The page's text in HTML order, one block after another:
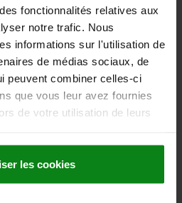
fonctionnalités relatives aux
notre trafic. Nous
informations sur l'utilisation de
de médias sociaux, de
peuvent combiner celles-ci
que vous leur avez fournies
de votre utilisation de leurs
les cookies
1 5/16-18X60, A=92, FORME:0°
LONGUEUR DE FILETAGE=60